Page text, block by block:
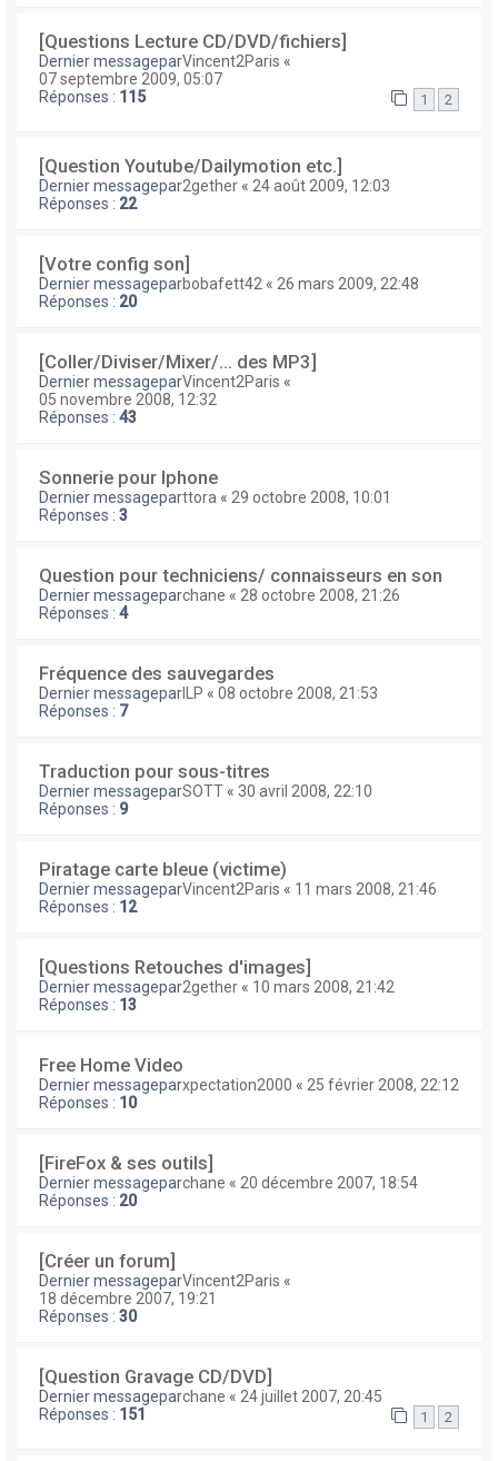
[Questions Lecture CD/DVD/fichiers]
Dernier messageparVincent2Paris «
07 septembre 2009, 05:07
Réponses : 115 1 2
[Question Youtube/Dailymotion etc.]
Dernier messagepar2gether « 24 août 2009, 12:03
Réponses : 22
[Votre config son]
Dernier messageparbobafett42 « 26 mars 2009, 22:48
Réponses : 20
[Coller/Diviser/Mixer/... des MP3]
Dernier messageparVincent2Paris «
05 novembre 2008, 12:32
Réponses : 43
Sonnerie pour Iphone
Dernier messageparttora « 29 octobre 2008, 10:01
Réponses : 3
Question pour techniciens/ connaisseurs en son
Dernier messageparchane « 28 octobre 2008, 21:26
Réponses : 4
Fréquence des sauvegardes
Dernier messagepar ILP « 08 octobre 2008, 21:53
Réponses : 7
Traduction pour sous-titres
Dernier messageparSOTT « 30 avril 2008, 22:10
Réponses : 9
Piratage carte bleue (victime)
Dernier messageparVincent2Paris « 11 mars 2008, 21:46
Réponses : 12
[Questions Retouches d'images]
Dernier messagepar2gether « 10 mars 2008, 21:42
Réponses : 13
Free Home Video
Dernier messageparxpectation2000 « 25 février 2008, 22:12
Réponses : 10
[FireFox & ses outils]
Dernier messageparchane « 20 décembre 2007, 18:54
Réponses : 20
[Créer un forum]
Dernier messageparVincent2Paris «
18 décembre 2007, 19:21
Réponses : 30
[Question Gravage CD/DVD]
Dernier messageparchane « 24 juillet 2007, 20:45
Réponses : 151 1 2